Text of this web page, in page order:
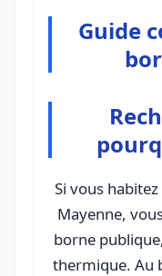
Guide
Si vous
Mayenne,
borne
thermique. Au